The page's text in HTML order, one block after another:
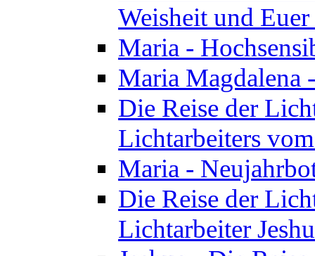
Weisheit und
Maria -
Maria Magdalena
Die Reise der
Lichtarbeiters
Maria -
Die Reise der
Lichtarbeiter